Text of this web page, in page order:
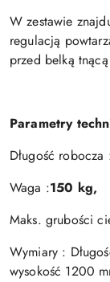
W zestawie
regulacją
przed belką
Parametry
Długość robocza
Waga :150 kg,
Maks. grubości
Wymiary :
wysokość 1200